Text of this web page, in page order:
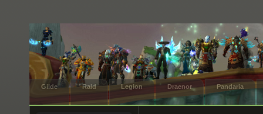
Gilde Raid Legion Draenor Pandaria